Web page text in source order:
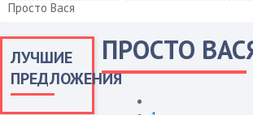
Просто Вася
ЛУЧШИЕ
ПРЕДЛОЖЕНИЯ
ПРОСТО